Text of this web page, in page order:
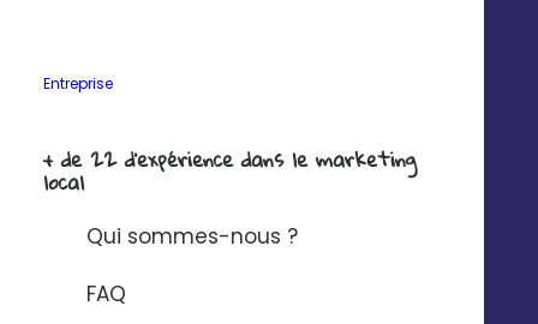
Entreprise
+ de 22 d'expérience dans le marketing
local
Qui sommes-nous ?
FAQ
Nos
accompagnent